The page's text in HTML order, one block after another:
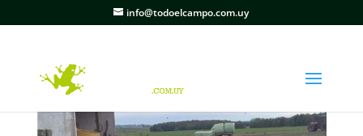
info@todoelcampo.com.uy